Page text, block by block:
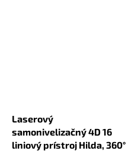
Laserový
samonivelizačný 4D 16
liniový prístroj Hilda, 360°